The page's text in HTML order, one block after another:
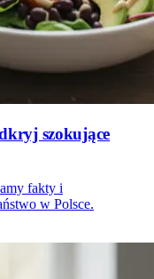
szokujące
fakty i
w Polsce.